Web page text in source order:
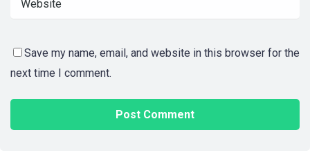
Save my name, email, and website in this browser for the
next time I comment.